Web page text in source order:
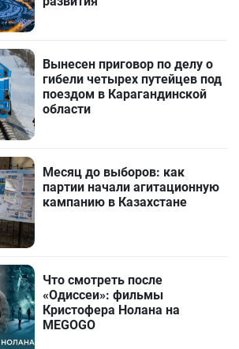
Вынесен приговор по делу о
гибели четырех путейцев под
поездом в Карагандинской
области
Месяц до выборов: как
партии начали агитационную
кампанию в Казахстане
Что смотреть после
«Одиссеи»: фильмы
Кристофера Нолана на
MEGOGO